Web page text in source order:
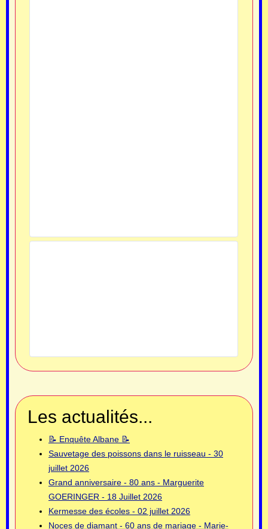
Les actualités...
📝 Enquête Albane 📝
Sauvetage des poissons dans le ruisseau - 30
juillet 2026
Grand anniversaire - 80 ans - Marguerite
GOERINGER - 18 Juillet 2026
Kermesse des écoles - 02 juillet 2026
Noces de diamant - 60 ans de mariage - Marie-